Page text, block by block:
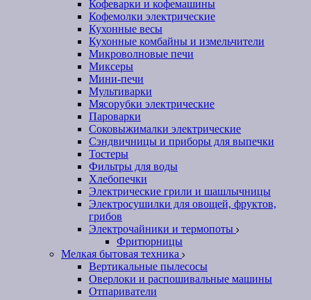
Кофеварки и кофемашины
Кофемолки электрические
Кухонные весы
Кухонные комбайны и измельчители
Микроволновые печи
Миксеры
Мини-печи
Мультиварки
Мясорубки электрические
Пароварки
Соковыжималки электрические
Сэндвичницы и приборы для выпечки
Тостеры
Фильтры для воды
Хлебопечки
Электрические грили и шашлычницы
Электросушилки для овощей, фруктов,
грибов
Электрочайники и термопоты
Фритюрницы
Мелкая бытовая техника
Вертикальные пылесосы
Оверлоки и распошивальные машины
Отпариватели